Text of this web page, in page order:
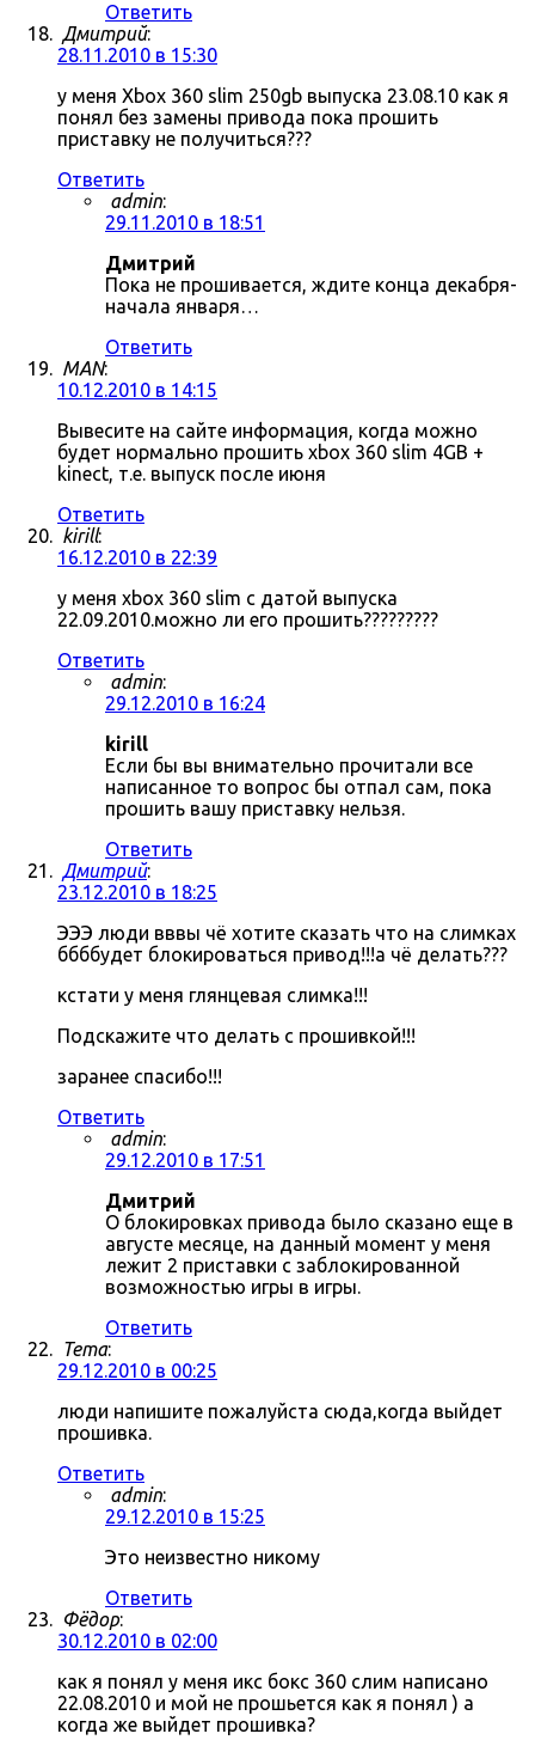
Ответить
Дмитрий:
28.11.2010 в 15:30
у меня Xbox 360 slim 250gb выпуска 23.08.10 как я
понял без замены привода пока прошить
приставку не получиться???
Ответить
admin:
29.11.2010 в 18:51
Дмитрий
Пока не прошивается, ждите конца декабря-
начала января…
Ответить
MAN:
10.12.2010 в 14:15
Вывесите на сайте информация, когда можно
будет нормально прошить xbox 360 slim 4GB +
kinect, т.е. выпуск после июня
Ответить
kirill:
16.12.2010 в 22:39
у меня xbox 360 slim с датой выпуска
22.09.2010.можно ли его прошить?????????
Ответить
admin:
29.12.2010 в 16:24
kirill
Если бы вы внимательно прочитали все
написанное то вопрос бы отпал сам, пока
прошить вашу приставку нельзя.
Ответить
Дмитрий:
23.12.2010 в 18:25
ЭЭЭ люди вввы чё хотите сказать что на слимках
ббббудет блокироваться привод!!!а чё делать???
кстати у меня глянцевая слимка!!!
Подскажите что делать с прошивкой!!!
заранее спасибо!!!
Ответить
admin:
29.12.2010 в 17:51
Дмитрий
О блокировках привода было сказано еще в
августе месяце, на данный момент у меня
лежит 2 приставки с заблокированной
возможностью игры в игры.
Ответить
Tema:
29.12.2010 в 00:25
люди напишите пожалуйста сюда,когда выйдет
прошивка.
Ответить
admin:
29.12.2010 в 15:25
Это неизвестно никому
Ответить
Фёдор:
30.12.2010 в 02:00
как я понял у меня икс бокс 360 слим написано
22.08.2010 и мой не прошьется как я понял ) а
когда же выйдет прошивка?